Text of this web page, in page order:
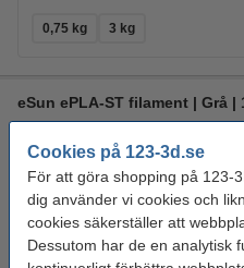
Cookies på 123-3d.se
För att göra shopping på 123-
dig använder vi cookies och
cookies säkerställer att
Dessutom har de en analytisk
0,75 kg 3 kg
eSun ePLA-ST filament | Grå |
Se
EU-lager 5-
260 kr